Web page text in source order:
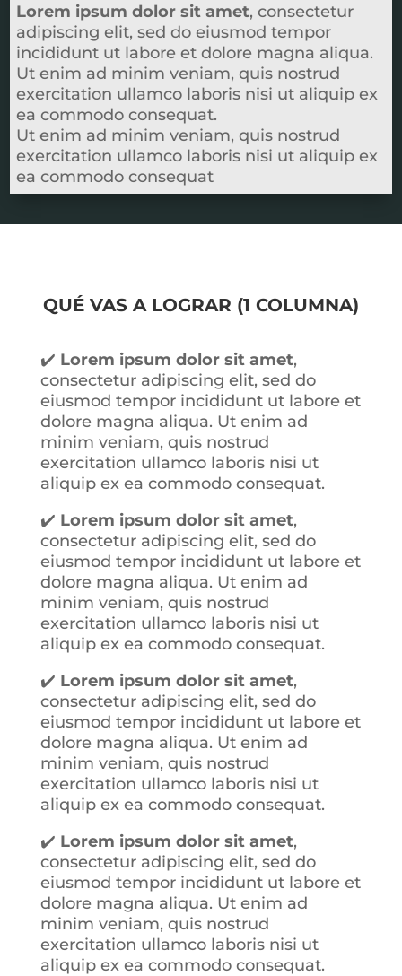
Lorem ipsum dolor sit amet, consectetur
adipiscing elit, sed do eiusmod tempor
incididunt ut labore et dolore magna aliqua.
Ut enim ad minim veniam, quis nostrud
exercitation ullamco laboris nisi ut aliquip ex
ea commodo consequat.
Ut enim ad minim veniam, quis nostrud
exercitation ullamco laboris nisi ut aliquip ex
ea commodo consequat
QUÉ VAS A LOGRAR (1 COLUMNA)
✔️ Lorem ipsum dolor sit amet,
consectetur adipiscing elit, sed do
eiusmod tempor incididunt ut labore et
dolore magna aliqua. Ut enim ad
minim veniam, quis nostrud
exercitation ullamco laboris nisi ut
aliquip ex ea commodo consequat.
✔️ Lorem ipsum dolor sit amet,
consectetur adipiscing elit, sed do
eiusmod tempor incididunt ut labore et
dolore magna aliqua. Ut enim ad
minim veniam, quis nostrud
exercitation ullamco laboris nisi ut
aliquip ex ea commodo consequat.
✔️ Lorem ipsum dolor sit amet,
consectetur adipiscing elit, sed do
eiusmod tempor incididunt ut labore et
dolore magna aliqua. Ut enim ad
minim veniam, quis nostrud
exercitation ullamco laboris nisi ut
aliquip ex ea commodo consequat.
✔️ Lorem ipsum dolor sit amet,
consectetur adipiscing elit, sed do
eiusmod tempor incididunt ut labore et
dolore magna aliqua. Ut enim ad
minim veniam, quis nostrud
exercitation ullamco laboris nisi ut
aliquip ex ea commodo consequat.